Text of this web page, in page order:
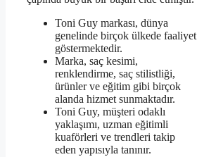
Toni Guy markası, dünya
genelinde birçok ülkede faaliyet
göstermektedir.
Marka, saç kesimi,
renklendirme, saç stilistliği,
ürünler ve eğitim gibi birçok
alanda hizmet sunmaktadır.
Toni Guy, müşteri odaklı
yaklaşımı, uzman eğitimli
kuaförleri ve trendleri takip
eden yapısıyla tanınır.